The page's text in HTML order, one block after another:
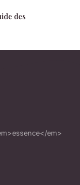
des
em>